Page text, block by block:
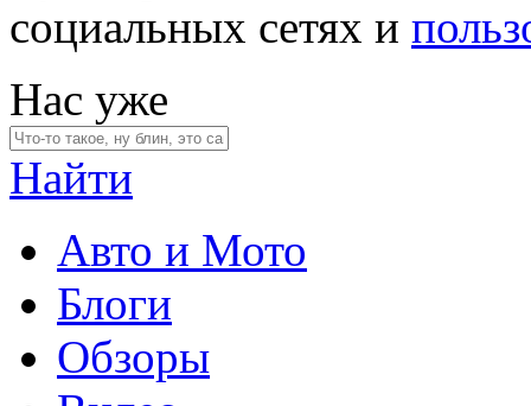
социальных сетях и
Нас уже
Найти
Авто и Мото
Блоги
Обзоры